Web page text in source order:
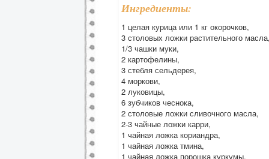
Ингредиенты:
1 целая курица или 1 кг окорочков,
3 столовых ложки растительного
1/3 чашки муки,
2 картофелины,
3 стебля сельдерея,
4 моркови,
2 луковицы,
6 зубчиков чеснока,
2 столовые ложки сливочного масла,
2-3 чайные ложки карри,
1 чайная ложка кориандра,
1 чайная ложка тмина,
1 чайная ложка порошка куркумы,